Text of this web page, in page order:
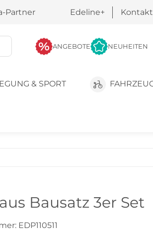
Partner Edeline+ Kontakt
ANGEBOTE NEUHEITEN
& SPORT
Bausatz 3er Set
EDP110511